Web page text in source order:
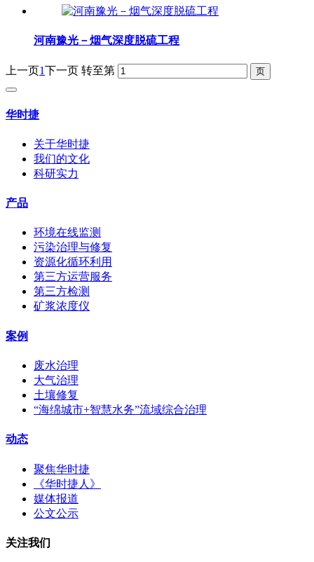
河南豫光－烟气深度脱硫工程
上一页1下一页 转至第
华时捷
关于华时捷
我们的文化
科研实力
产品
环境在线监测
污染治理与修复
资源化循环利用
第三方运营服务
第三方检测
矿浆浓度仪
案例
废水治理
大气治理
土壤修复
“海绵城市+智慧水务”流域综合治理
动态
聚焦华时捷
《华时捷人》
媒体报道
公文公示
关注我们